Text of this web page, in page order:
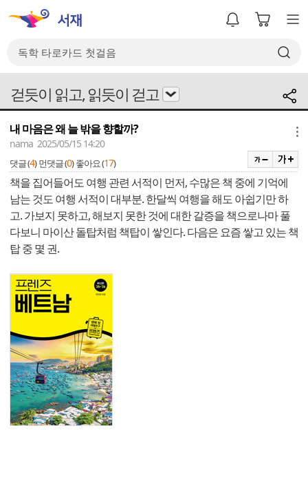
걷듯이 읽고, 읽듯이 걷고
내 마음은 왜 늘 밖을 향할까?
nama 2025/05/15 14:20
댓글 (4) 먼댓글 (0) 좋아요 (17)
책을 집어들어도 여행 관련 서적이 먼저, 수많은 책 중에 기억에
남는 것도 여행 서적이 대부분. 한달씩 여행을 해도 아쉽기만 하
고. 가보지 못하고, 해보지 못한 것에 대한 갈증을 책으로나마 풀
다보니 마이산 돌탑처럼 책탑이 쌓인다. 다음은 요즘 쌓고 있는 책
탑 중 몇 권.